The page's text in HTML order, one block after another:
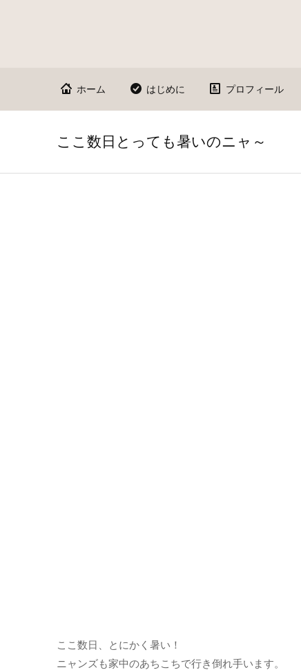
ホーム はじめに プロフィール
ここ数日とっても暑いのニャ～
ここ数日、とにかく暑い！
ニャンズも家中のあちこちで行き倒れ手います。